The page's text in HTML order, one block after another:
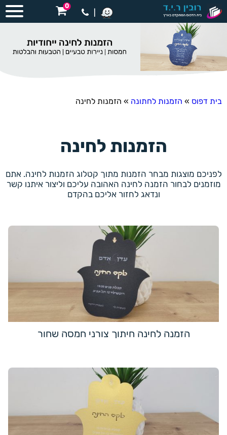
0
בית דפוס » הזמנות לחתונה » הזמנות לחינה
הזמנות לחינה
לפניכם מוצגות מבחר הזמנות מתוך קטלוג הזמנות לחינה. אתם
מוזמנים לבחור הזמנה לחינה האהובה עליכם וליצור איתנו קשר
ונדאג לחזור אליכם בהקדם
הזמנה לחינה חיתוך צורני חמסה שחור